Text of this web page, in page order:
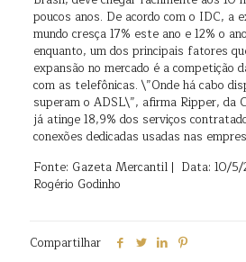
poucos anos. De acordo com o IDC, a
mundo cresça 17% este ano e 12% o
enquanto, um dos principais fatores
expansão no mercado é a competição
com as telefônicas. \”Onde há cabo
superam o ADSL\”, afirma Ripper, da
já atinge 18,9% dos serviços
conexões dedicadas usadas nas
Fonte: Gazeta Mercantil | Data: 10/
Rogério Godinho
Compartilhar